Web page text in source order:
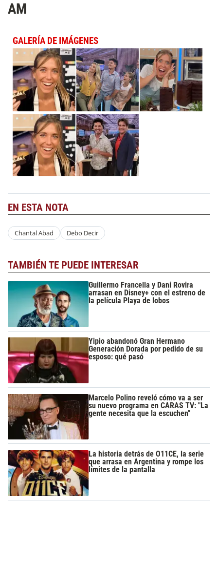
AM
GALERÍA DE IMÁGENES
EN ESTA NOTA
Chantal Abad Debo Decir
TAMBIÉN TE PUEDE INTERESAR
Guillermo Francella y Dani Rovira
arrasan en Disney+ con el estreno de
la película Playa de lobos
Yipio abandonó Gran Hermano
Generación Dorada por pedido de su
esposo: qué pasó
Marcelo Polino reveló cómo va a ser
su nuevo programa en CARAS TV: "La
gente necesita que la escuchen"
La historia detrás de O11CE, la serie
que arrasa en Argentina y rompe los
límites de la pantalla